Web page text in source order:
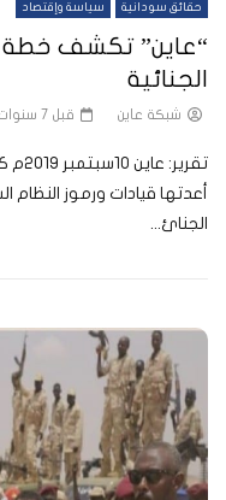
حقائق سودانية سياسة وإقتصاد
“عاين” تكشف خطة
الجنائية
شبكة عاين قبل 7 سنوات
أعدتها قيادات ورموز النظام
الجنائ...